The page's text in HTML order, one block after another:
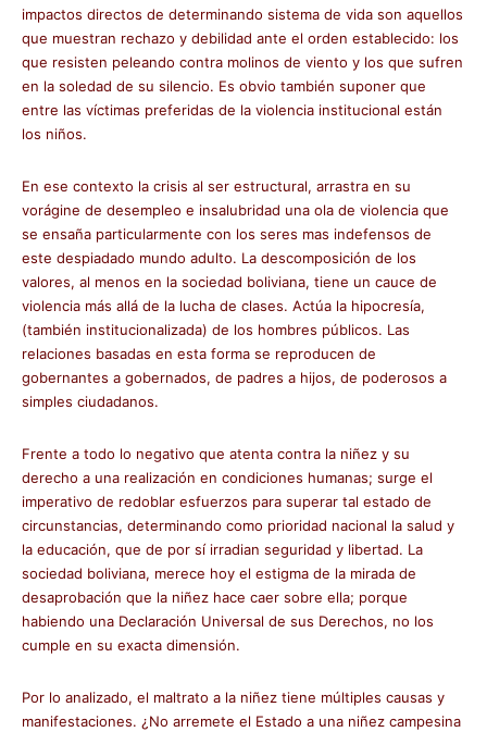
impactos directos de determinando sistema de vida son aquellos
que muestran rechazo y debilidad ante el orden establecido: los
que resisten peleando contra molinos de viento y los que sufren
en la soledad de su silencio. Es obvio también suponer que
entre las víctimas preferidas de la violencia institucional están
los niños.
En ese contexto la crisis al ser estructural, arrastra en su
vorágine de desempleo e insalubridad una ola de violencia que
se ensaña particularmente con los seres mas indefensos de
este despiadado mundo adulto. La descomposición de los
valores, al menos en la sociedad boliviana, tiene un cauce de
violencia más allá de la lucha de clases. Actúa la hipocresía,
(también institucionalizada) de los hombres públicos. Las
relaciones basadas en esta forma se reproducen de
gobernantes a gobernados, de padres a hijos, de poderosos a
simples ciudadanos.
Frente a todo lo negativo que atenta contra la niñez y su
derecho a una realización en condiciones humanas; surge el
imperativo de redoblar esfuerzos para superar tal estado de
circunstancias, determinando como prioridad nacional la salud y
la educación, que de por sí irradian seguridad y libertad. La
sociedad boliviana, merece hoy el estigma de la mirada de
desaprobación que la niñez hace caer sobre ella; porque
habiendo una Declaración Universal de sus Derechos, no los
cumple en su exacta dimensión.
Por lo analizado, el maltrato a la niñez tiene múltiples causas y
manifestaciones. ¿No arremete el Estado a una niñez campesina